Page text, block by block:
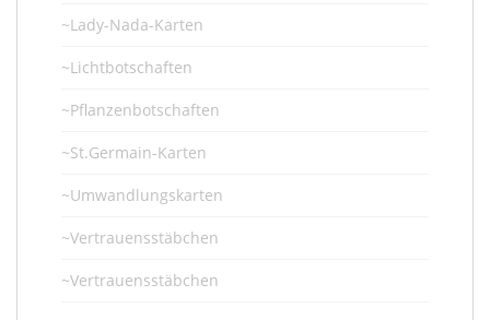
~Lady-Nada-Karten
~Lichtbotschaften
~Pflanzenbotschaften
~St.Germain-Karten
~Umwandlungskarten
~Vertrauensstäbchen
~Vertrauensstäbchen